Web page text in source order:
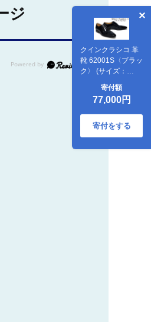
クインクラシコ 革
靴 62001S〈ブラッ
ク〉 (サイズ：
ジネスシューズ ス
トレートチップ フ
ォーマル 牛革 レベ
ルソ仕上げ
寄付額
77,000円
寄付をする
ジ